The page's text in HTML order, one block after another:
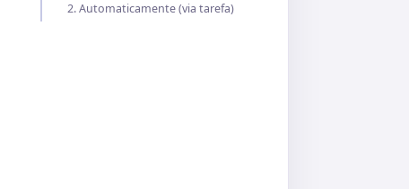
2. Automaticamente (via tarefa)